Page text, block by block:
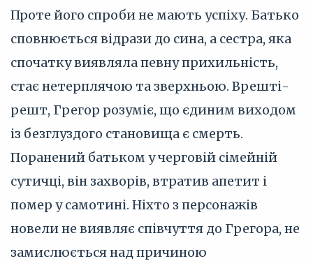
Проте його спроби не мають успіху. Батько
сповнюється відрази до сина, а сестра, яка
спочатку виявляла певну прихильність,
стає нетерплячою та зверхньою. Врешті-
решт, Грегор розуміє, що єдиним виходом
із безглуздого становища є смерть.
Поранений батьком у черговій сімейній
сутичці, він захворів, втратив апетит і
помер у самотині. Ніхто з персонажів
новели не виявляє співчуття до Грегора, не
замислюється над причиною